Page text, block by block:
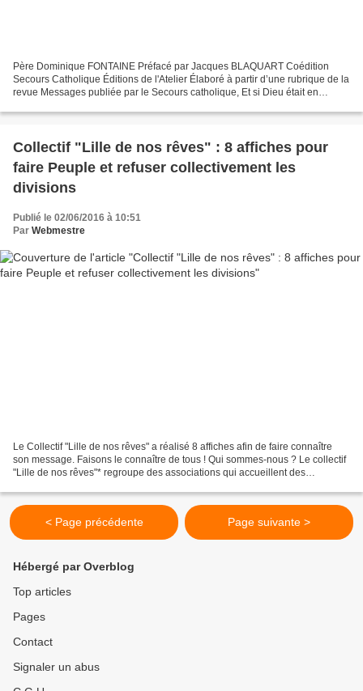
Père Dominique FONTAINE Préfacé par Jacques BLAQUART Coédition
Secours Catholique Éditions de l'Atelier Élaboré à partir d’une rubrique de la
revue Messages publiée par le Secours catholique, Et si Dieu était en
Collectif "Lille de nos rêves" : 8 affiches pour
faire Peuple et refuser collectivement les
divisions
Publié le 02/06/2016 à 10:51
Par Webmestre
Le Collectif "Lille de nos rêves" a réalisé 8 affiches afin de faire connaître
son message. Faisons le connaître de tous ! Qui sommes-nous ? Le collectif
"Lille de nos rêves"* regroupe des associations qui accueillent des
< Page précédente Page suivante >
Hébergé par Overblog
Top articles
Pages
Contact
Signaler un abus